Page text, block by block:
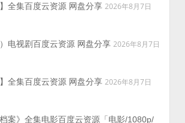
】全集百度云资源 网盘分享 2026年8月7日
）电视剧百度云资源 网盘分享 2026年8月7日
】全集百度云资源 网盘分享 2026年8月7日
档案》全集电影百度云资源「电影/1080p/